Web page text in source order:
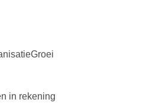
in rekening